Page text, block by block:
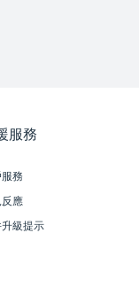
服務
務
應
升級提示